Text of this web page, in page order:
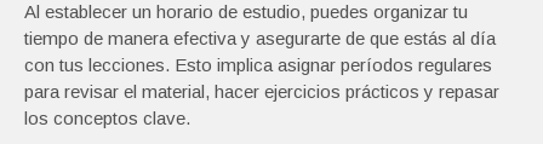
Al establecer un horario de estudio, puedes organizar tu
tiempo de manera efectiva y asegurarte de que estás al día
con tus lecciones. Esto implica asignar períodos regulares
para revisar el material, hacer ejercicios prácticos y repasar
los conceptos clave.